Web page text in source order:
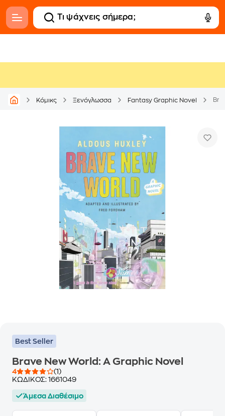
Κόμικς Ξενόγλωσσα Fantasy Graphic Novel
Best Seller
Brave New World: A Graphic Novel
4
(1)
ΚΩΔΙΚΟΣ: 1661049
Άμεσα Διαθέσιμο